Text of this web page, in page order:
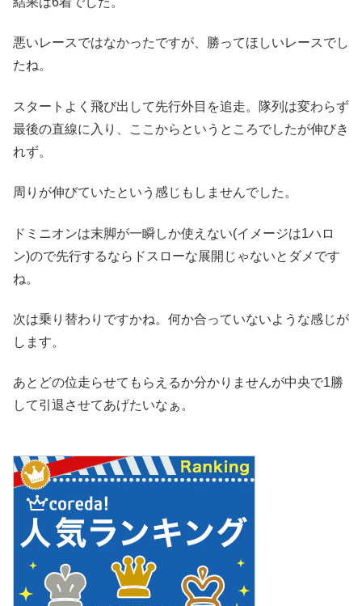
悪いレースではなかったですが、勝ってほしいレースでし
たね。
スタートよく飛び出して先行外目を追走。隊列は変わらず
最後の直線に入り、ここからというところでしたが伸びき
れず。
周りが伸びていたという感じもしませんでした。
ドミニオンは末脚が一瞬しか使えない(イメージは1ハロ
ン)ので先行するならドスローな展開じゃないとダメです
ね。
次は乗り替わりですかね。何か合っていないような感じが
します。
あとどの位走らせてもらえるか分かりませんが中央で1勝
して引退させてあげたいなぁ。